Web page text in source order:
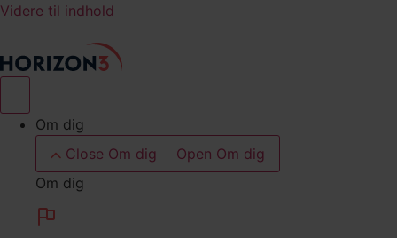
Videre til indhold
Om dig
Close Om dig
Open Om dig
Om dig